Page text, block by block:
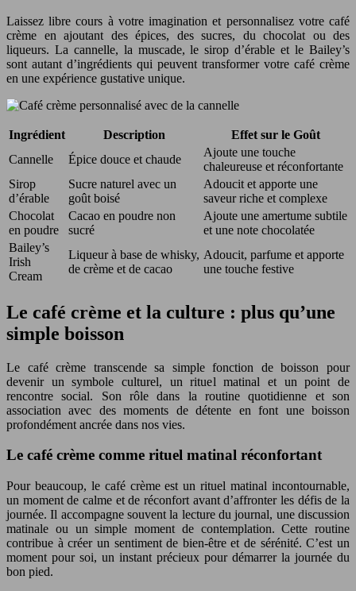
Laissez libre cours à votre imagination et personnalisez votre café
crème en ajoutant des épices, des sucres, du chocolat ou des
liqueurs. La cannelle, la muscade, le sirop d’érable et le Bailey’s
sont autant d’ingrédients qui peuvent transformer votre café crème
en une expérience gustative unique.
Ingrédient Description
Effet sur le Goût
Cannelle
Épice douce et chaude
Ajoute une touche
chaleureuse et réconfortante
Sirop
d’érable
Sucre naturel avec un
goût boisé
Adoucit et apporte une
saveur riche et complexe
Chocolat
en poudre
Cacao en poudre non
sucré
Ajoute une amertume subtile
et une note chocolatée
Bailey’s
Irish
Cream
Liqueur à base de whisky,
de crème et de cacao
Adoucit, parfume et apporte
une touche festive
Le café crème et la culture : plus qu’une
simple boisson
Le café crème transcende sa simple fonction de boisson pour
devenir un symbole culturel, un rituel matinal et un point de
rencontre social. Son rôle dans la routine quotidienne et son
association avec des moments de détente en font une boisson
profondément ancrée dans nos vies.
Le café crème comme rituel matinal réconfortant
Pour beaucoup, le café crème est un rituel matinal incontournable,
un moment de calme et de réconfort avant d’affronter les défis de la
journée. Il accompagne souvent la lecture du journal, une discussion
matinale ou un simple moment de contemplation. Cette routine
contribue à créer un sentiment de bien-être et de sérénité. C’est un
moment pour soi, un instant précieux pour démarrer la journée du
bon pied.